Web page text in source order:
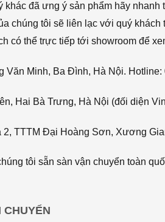
đã ưng ý sản phẩm hãy
chúng tôi sẽ liên lạc với quý khách
có thể trực tiếp tới showroom để
Văn Minh, Ba Đình, Hà Nội. Hotline:
Hai Bà Trưng, Hà Nội (đối diện
TTTM Đại Hoàng Sơn, Xương
tôi sẵn sàn vận chuyển toàn
CHUYỂN